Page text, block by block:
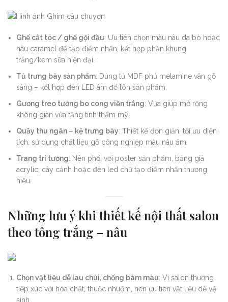
Ghế cắt tóc / ghế gội đầu: Ưu tiên chọn màu nâu da bò hoặc
nâu caramel để tạo điểm nhấn, kết hợp phần khung
trắng/kem sữa hiện đại.
Tủ trưng bày sản phẩm: Dùng tủ MDF phủ melamine vân gỗ
sáng – kết hợp đèn LED âm để tôn sản phẩm.
Gương treo tường bo cong viền trắng: Vừa giúp mở rộng
không gian vừa tăng tính thẩm mỹ.
Quầy thu ngân – kệ trưng bày: Thiết kế đơn giản, tối ưu diện
tích, sử dụng chất liệu gỗ công nghiệp màu nâu ấm.
Trang trí tường: Nên phối với poster sản phẩm, bảng giá
acrylic, cây cảnh hoặc đèn led chữ tạo điểm nhấn thương
hiệu.
Những lưu ý khi thiết kế nội thất salon
theo tông trắng – nâu
Chọn vật liệu dễ lau chùi, chống bám màu: Vì salon thường
tiếp xúc với hóa chất, thuốc nhuộm, nên ưu tiên vật liệu dễ vệ
sinh.